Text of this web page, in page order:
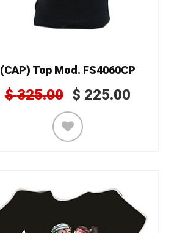
(CAP) Top Mod. FS4060CP
$325.00 $ 225.00